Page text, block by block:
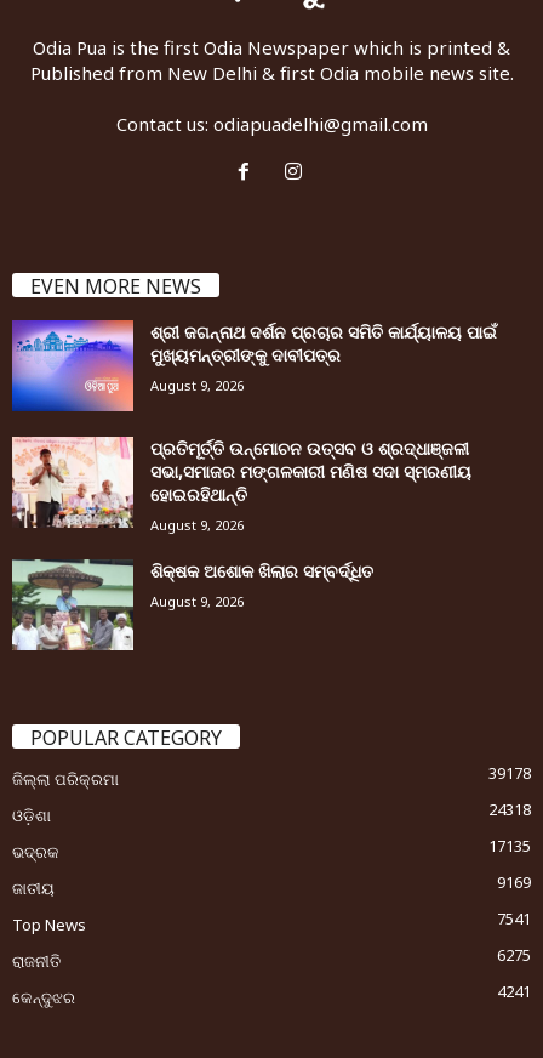
Odia Pua is the first Odia Newspaper which is printed &
Published from New Delhi & first Odia mobile news site.
Contact us: odiapuadelhi@gmail.com
EVEN MORE NEWS
ଶ୍ରୀ ଜଗନ୍ନାଥ ଦର୍ଶନ ପ୍ରଚାର ସମିତି କାର୍ଯ୍ୟାଳୟ ପାଇଁ
ମୁଖ୍ୟମନ୍ତ୍ରୀଙ୍କୁ ଦାବୀପତ୍ର
August 9, 2026
ପ୍ରତିମୂର୍ତ୍ତି ଉନ୍ମୋଚନ ଉତ୍ସବ ଓ ଶ୍ରଦ୍ଧାଞ୍ଜଳୀ
ସଭା,ସମାଜର ମଙ୍ଗଳକାରୀ ମଣିଷ ସଦା ସ୍ମରଣୀୟ
ହୋଇରହିଥାନ୍ତି
August 9, 2026
ଶିକ୍ଷକ ଅଶୋକ ଖିଲାର ସମ୍ବର୍ଦ୍ଧିତ
August 9, 2026
POPULAR CATEGORY
ଜିଲ୍ଲା ପରିକ୍ରମା
39178
ଓଡ଼ିଶା
24318
ଭଦ୍ରକ
17135
ଜାତୀୟ
9169
Top News
7541
ରାଜନୀତି
6275
କେନ୍ଦୁଝର
4241